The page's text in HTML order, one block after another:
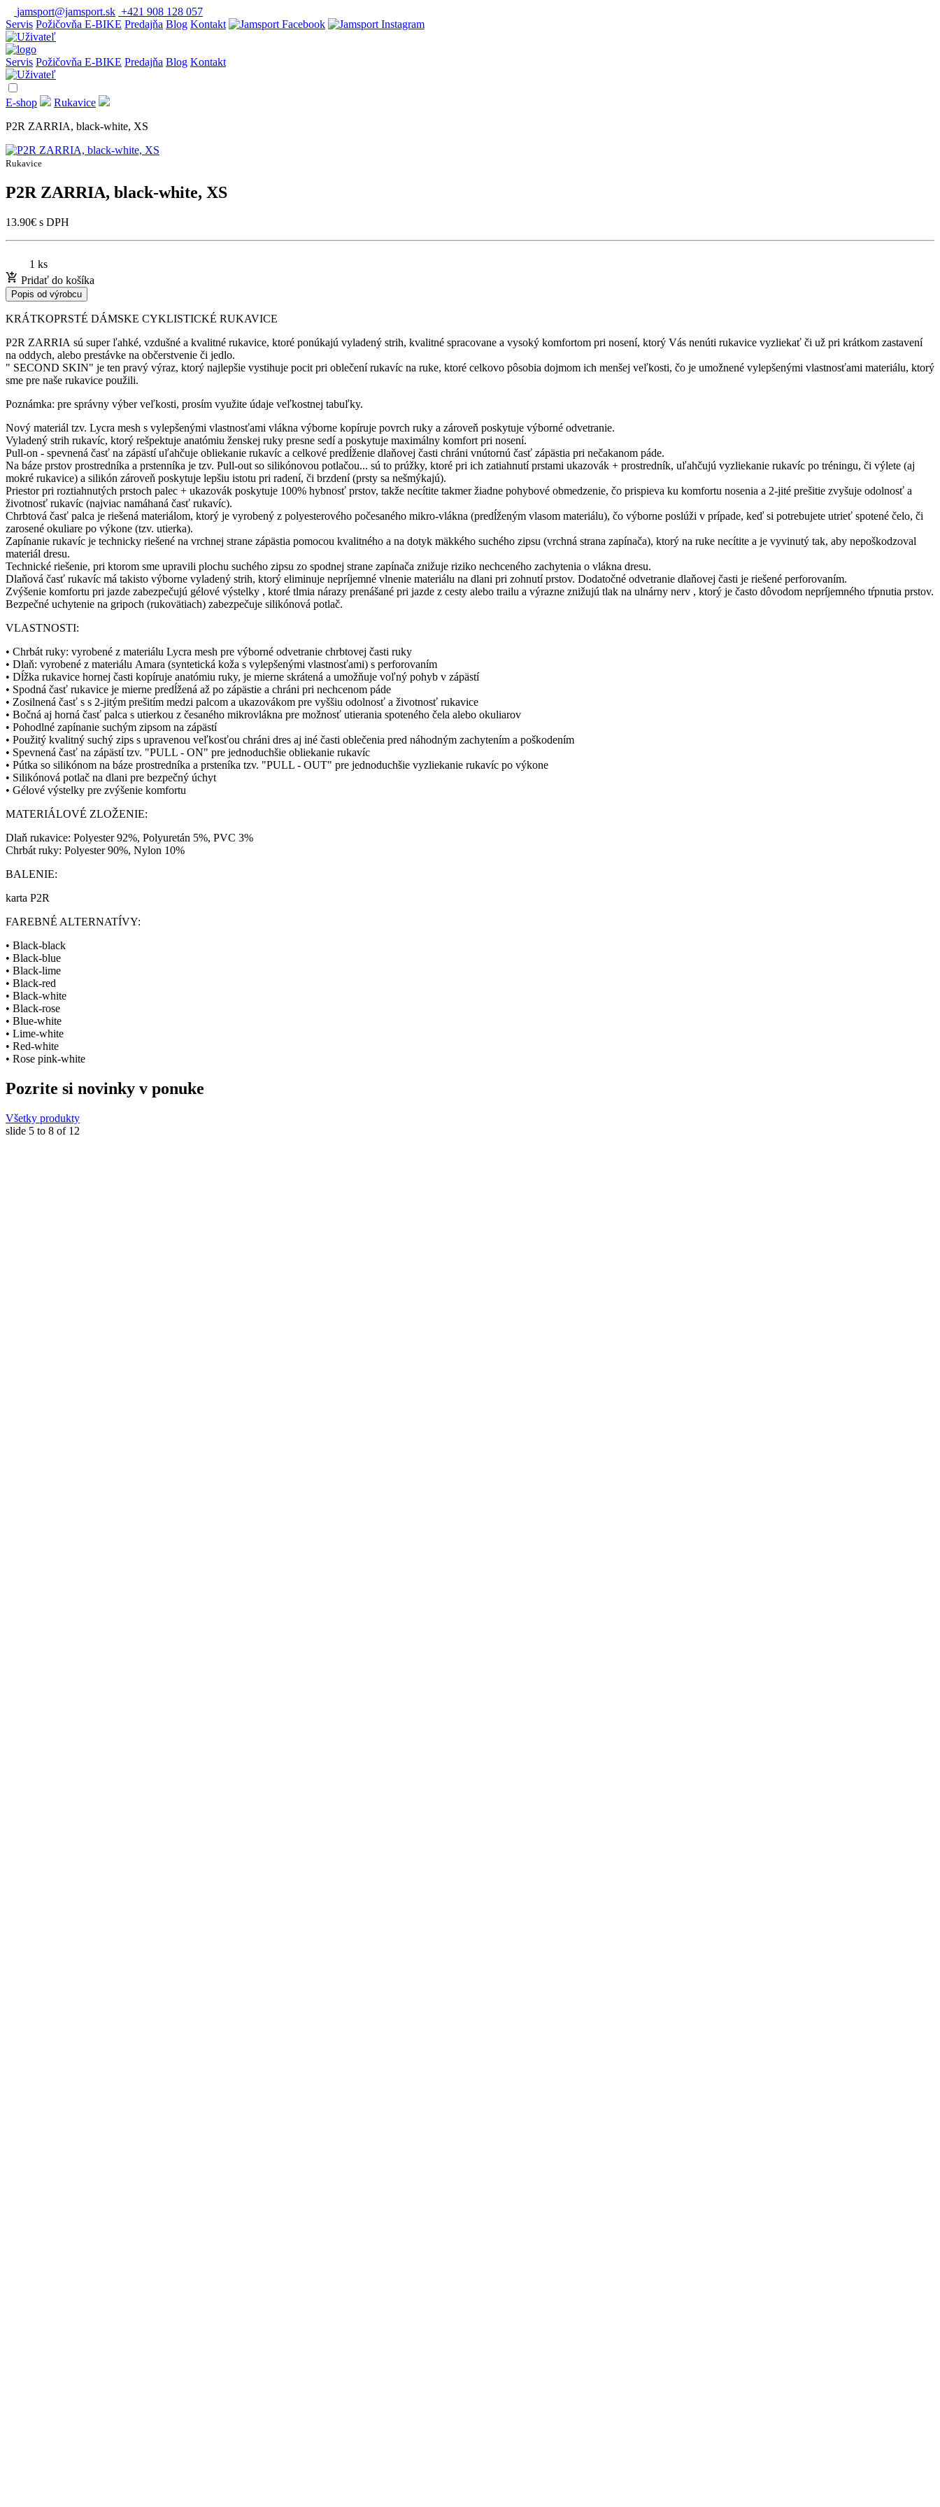
jamsport@jamsport.sk +421 908 128 057
Servis Požičovňa E-BIKE Predajňa Blog Kontakt
Servis Požičovňa E-BIKE Predajňa Blog Kontakt
E-shop
Rukavice
P2R ZARRIA, black-white, XS
Rukavice
P2R ZARRIA, black-white, XS
13.90€ s DPH
1 ks
Pridať do košíka
Popis od výrobcu
KRÁTKOPRSTÉ DÁMSKE CYKLISTICKÉ RUKAVICE
P2R ZARRIA sú super ľahké, vzdušné a kvalitné rukavice, ktoré ponúkajú vyladený strih, kvalitné spracovane a vysoký komfortom pri nosení, ktorý Vás nenúti rukavice vyzliekať či už pri krátkom zastavení
na oddych, alebo prestávke na občerstvenie či jedlo.
" SECOND SKIN" je ten pravý výraz, ktorý najlepšie vystihuje pocit pri oblečení rukavíc na ruke, ktoré celkovo pôsobia dojmom ich menšej veľkosti, čo je umožnené vylepšenými vlastnosťami materiálu, ktorý
sme pre naše rukavice použili.
Poznámka: pre správny výber veľkosti, prosím využite údaje veľkostnej tabuľky.
Nový materiál tzv. Lycra mesh s vylepšenými vlastnosťami vlákna výborne kopíruje povrch ruky a zároveň poskytuje výborné odvetranie.
Vyladený strih rukavíc, ktorý rešpektuje anatómiu ženskej ruky presne sedí a poskytuje maximálny komfort pri nosení.
Pull-on - spevnená časť na zápästí uľahčuje obliekanie rukavíc a celkové predĺženie dlaňovej časti chráni vnútornú časť zápästia pri nečakanom páde.
Na báze prstov prostredníka a prstenníka je tzv. Pull-out so silikónovou potlačou... sú to prúžky, ktoré pri ich zatiahnutí prstami ukazovák + prostredník, uľahčujú vyzliekanie rukavíc po tréningu, či výlete (aj
mokré rukavice) a silikón zároveň poskytuje lepšiu istotu pri radení, či brzdení (prsty sa nešmýkajú).
Priestor pri roztiahnutých prstoch palec + ukazovák poskytuje 100% hybnosť prstov, takže necítite takmer žiadne pohybové obmedzenie, čo prispieva ku komfortu nosenia a 2-jité prešitie zvyšuje odolnosť a
životnosť rukavíc (najviac namáhaná časť rukavíc).
Chrbtová časť palca je riešená materiálom, ktorý je vyrobený z polyesterového počesaného mikro-vlákna (predĺženým vlasom materiálu), čo výborne poslúži v prípade, keď si potrebujete utrieť spotené čelo, či
zarosené okuliare po výkone (tzv. utierka).
Zapínanie rukavíc je technicky riešené na vrchnej strane zápästia pomocou kvalitného a na dotyk mäkkého suchého zipsu (vrchná strana zapínača), ktorý na ruke necítite a je vyvinutý tak, aby nepoškodzoval
materiál dresu.
Technické riešenie, pri ktorom sme upravili plochu suchého zipsu zo spodnej strane zapínača znižuje riziko nechceného zachytenia o vlákna dresu.
Dlaňová časť rukavíc má takisto výborne vyladený strih, ktorý eliminuje nepríjemné vlnenie materiálu na dlani pri zohnutí prstov. Dodatočné odvetranie dlaňovej časti je riešené perforovaním.
Zvýšenie komfortu pri jazde zabezpečujú gélové výstelky , ktoré tlmia nárazy prenášané pri jazde z cesty alebo trailu a výrazne znižujú tlak na ulnárny nerv , ktorý je často dôvodom nepríjemného tŕpnutia prstov.
Bezpečné uchytenie na gripoch (rukovätiach) zabezpečuje silikónová potlač.
VLASTNOSTI:
• Chrbát ruky: vyrobené z materiálu Lycra mesh pre výborné odvetranie chrbtovej časti ruky
• Dlaň: vyrobené z materiálu Amara (syntetická koža s vylepšenými vlastnosťami) s perforovaním
• Dĺžka rukavice hornej časti kopíruje anatómiu ruky, je mierne skrátená a umožňuje voľný pohyb v zápästí
• Spodná časť rukavice je mierne predĺžená až po zápästie a chráni pri nechcenom páde
• Zosilnená časť s s 2-jitým prešitím medzi palcom a ukazovákom pre vyššiu odolnosť a životnosť rukavice
• Bočná aj horná časť palca s utierkou z česaného mikrovlákna pre možnosť utierania spoteného čela alebo okuliarov
• Pohodlné zapínanie suchým zipsom na zápästí
• Použitý kvalitný suchý zips s upravenou veľkosťou chráni dres aj iné časti oblečenia pred náhodným zachytením a poškodením
• Spevnená časť na zápästí tzv. "PULL - ON" pre jednoduchšie obliekanie rukavíc
• Pútka so silikónom na báze prostredníka a prsteníka tzv. "PULL - OUT" pre jednoduchšie vyzliekanie rukavíc po výkone
• Silikónová potlač na dlani pre bezpečný úchyt
• Gélové výstelky pre zvýšenie komfortu
MATERIÁLOVÉ ZLOŽENIE:
Dlaň rukavice: Polyester 92%, Polyuretán 5%, PVC 3%
Chrbát ruky: Polyester 90%, Nylon 10%
BALENIE:
karta P2R
FAREBNÉ ALTERNATÍVY:
• Black-black
• Black-blue
• Black-lime
• Black-red
• Black-white
• Black-rose
• Blue-white
• Lime-white
• Red-white
• Rose pink-white
Pozrite si novinky v ponuke
Všetky produkty
slide 5 to 8 of 12